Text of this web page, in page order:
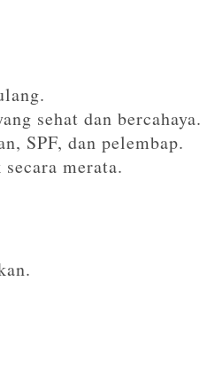
sehat dan bercahaya.
SPF, dan pelembap.
merata.